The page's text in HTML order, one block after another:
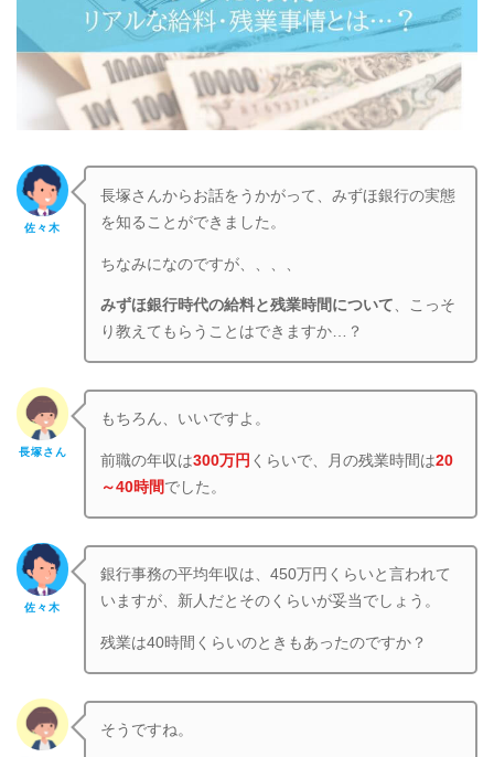
佐々木
長塚さんからお話をうかがって、みずほ銀行の実態
を知ることができました。
ちなみになのですが、、、、
みずほ銀行時代の給料と残業時間について、こっそ
り教えてもらうことはできますか…？
長塚さん
もちろん、いいですよ。
前職の年収は300万 円 くらいで、月の残業時間は20
～40時間 でした。
佐々木
銀行事務の平均年収は、450万円くらいと言われて
いますが、新人だとそのくらいが妥当でしょう。
残業は40時間くらいのときもあったのですか？
そうですね。